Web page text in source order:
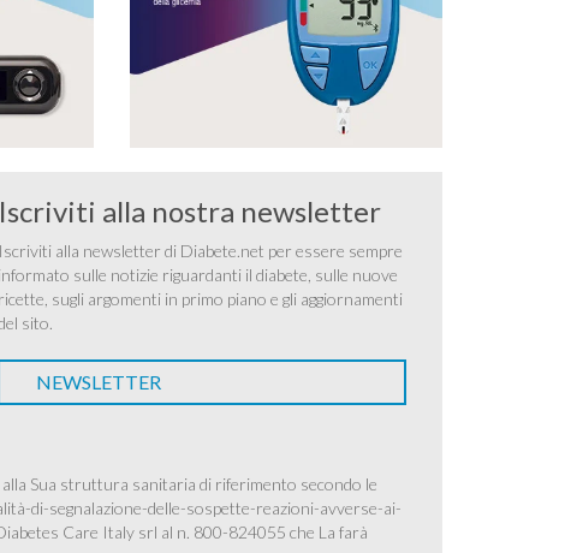
Iscriviti alla nostra newsletter
Iscriviti alla newsletter di Diabete.net per essere sempre
informato sulle notizie riguardanti il diabete, sulle nuove
ricette, sugli argomenti in primo piano e gli aggiornamenti
sito.
NEWSLETTER
Sua struttura sanitaria di riferimento secondo le
di-segnalazione-delle-sospette-reazioni-avverse-ai-
Care Italy srl al n. 800-824055 che La farà